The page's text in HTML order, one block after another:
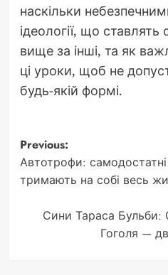
наскільки
ідеології, що
вище за інші, та як
ці уроки, щоб не
будь-якій формі.
Post
navigation
Previous:
Автотрофи:
тримають на собі весь
Сини Тараса Бульби:
Гоголя —